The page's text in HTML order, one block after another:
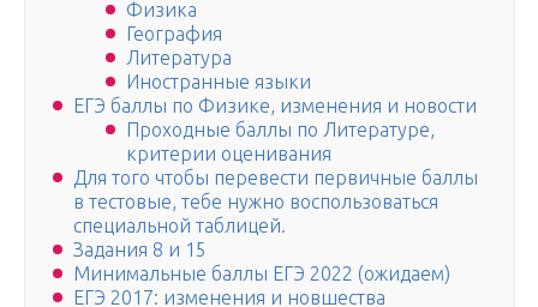
Физика
География
Литература
Иностранные языки
ЕГЭ баллы по Физике, изменения и новости
Проходные баллы по Литературе,
критерии оценивания
Для того чтобы перевести первичные баллы
в тестовые, тебе нужно воспользоваться
специальной таблицей.
Задания 8 и 15
Минимальные баллы ЕГЭ 2022 (ожидаем)
ЕГЭ 2017: изменения и новшества